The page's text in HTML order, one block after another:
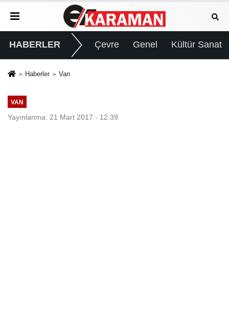
HABERLER Çevre Genel Kültür Sanat
Haberler Van
VAN
Yayınlanma: 21 Mart 2017 - 12:39